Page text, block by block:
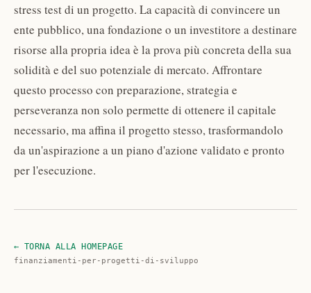
stress test di un progetto. La capacità di convincere un
ente pubblico, una fondazione o un investitore a destinare
risorse alla propria idea è la prova più concreta della sua
solidità e del suo potenziale di mercato. Affrontare
questo processo con preparazione, strategia e
perseveranza non solo permette di ottenere il capitale
necessario, ma affina il progetto stesso, trasformandolo
da un'aspirazione a un piano d'azione validato e pronto
per l'esecuzione.
← TORNA ALLA HOMEPAGE
finanziamenti-per-progetti-di-sviluppo